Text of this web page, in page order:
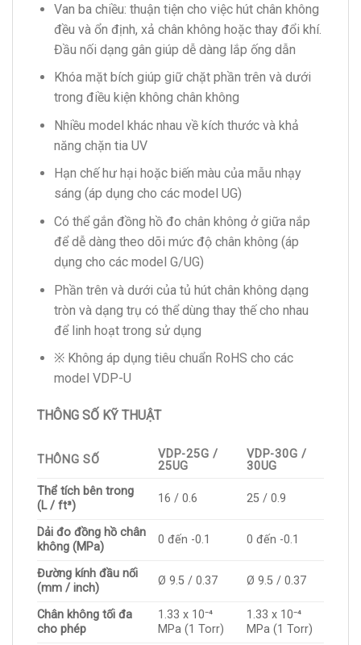
Van ba chiều: thuận tiện cho việc hút chân không
đều và ổn định, xả chân không hoặc thay đổi khí.
Đầu nối dạng gân giúp dễ dàng lắp ống dẫn
Khóa mặt bích giúp giữ chặt phần trên và dưới
trong điều kiện không chân không
Nhiều model khác nhau về kích thước và khả
năng chặn tia UV
Hạn chế hư hại hoặc biến màu của mẫu nhạy
sáng (áp dụng cho các model UG)
Có thể gắn đồng hồ đo chân không ở giữa nắp
để dễ dàng theo dõi mức độ chân không (áp
dụng cho các model G/UG)
Phần trên và dưới của tủ hút chân không dạng
tròn và dạng trụ có thể dùng thay thế cho nhau
để linh hoạt trong sử dụng
※ Không áp dụng tiêu chuẩn RoHS cho các
model VDP-U
THÔNG SỐ KỸ THUẬT
THÔNG SỐ
VDP-25G /
25UG
VDP-30G /
30UG
Thể tích bên trong
(L / ft³)
16 / 0.6 25 / 0.9
Dải đo đồng hồ chân
không (MPa)
0 đến -0.1 0 đến -0.1
Đường kính đầu nối
(mm / inch)
Ø 9.5 / 0.37 Ø 9.5 / 0.37
Chân không tối đa
cho phép
1.33 x 10⁻⁴
MPa (1 Torr)
1.33 x 10⁻⁴
MPa (1 Torr)